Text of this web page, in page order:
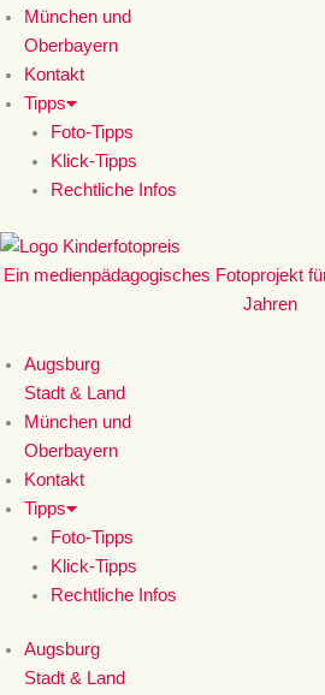
München und
Oberbayern
Kontakt
Tipps
Foto-Tipps
Klick-Tipps
Rechtliche Infos
Ein medienpädagogisches Fotoprojekt
Jahren
Augsburg
Stadt & Land
München und
Oberbayern
Kontakt
Tipps
Foto-Tipps
Klick-Tipps
Rechtliche Infos
Augsburg
Stadt & Land